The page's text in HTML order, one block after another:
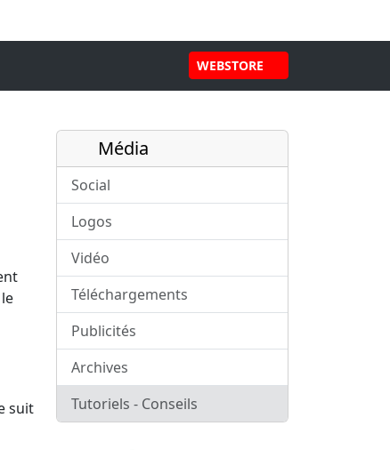
WEBSTORE
suit
Média
Social
Logos
Vidéo
Téléchargements
Publicités
Archives
Tutoriels - Conseils